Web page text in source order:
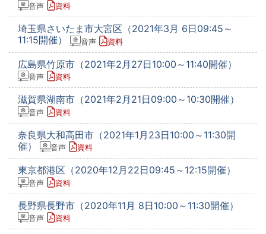
音声 資料
埼玉県さいたま市大宮区（2021年3月 6日09:45～
11:15開催）
音声 資料
広島県竹原市（2021年2月27日10:00～11:40開催）
音声 資料
滋賀県湖南市（2021年2月21日09:00～10:30開催）
音声 資料
奈良県大和高田市（2021年1月23日10:00～11:30開
催）
音声 資料
東京都港区（2020年12月22日09:45～12:15開催）
音声 資料
長野県長野市（2020年11月 8日10:00～11:30開催）
音声 資料